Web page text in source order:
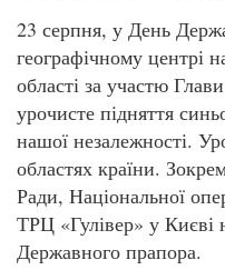
23 серпня, у День
географічному центрі
області за участю
урочисте підняття
нашої незалежності.
областях країни.
Ради, Національної
ТРЦ «Гулівер» у Києві
Державного прапора.